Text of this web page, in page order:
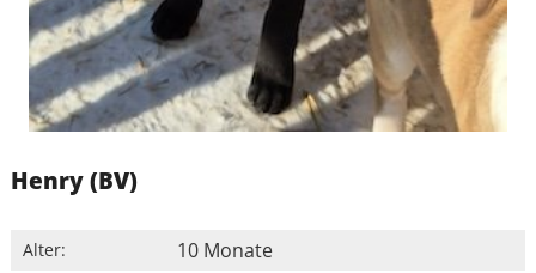
Henry (BV)
Alter: 10 Monate